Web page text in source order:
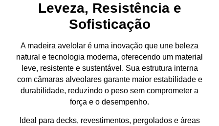
Leveza, Resistência e
Sofisticação
A madeira avelolar é uma inovação que une beleza
natural e tecnologia moderna, oferecendo um material
leve, resistente e sustentável . Sua estrutura interna
com câmaras alveolaresgarante maior estabilidade e
durabilidade, reduzindo o peso sem comprometer a
força e o desempenho.
Ideal para decks, revestimentos, pergolados e áreas